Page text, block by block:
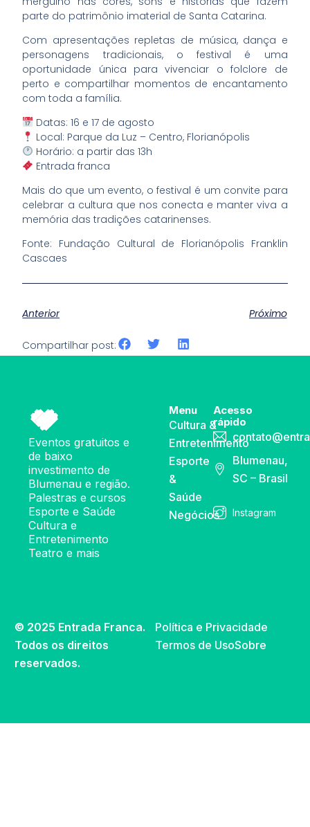
parte do patrimônio imaterial de Santa Catarina.
Com apresentações repletas de música, dança e
personagens tradicionais, o festival é uma
oportunidade única para vivenciar o folclore de
perto e compartilhar momentos de encantamento
com toda a família.
Datas: 16 e 17 de agosto
Local: Parque da Luz – Centro, Florianópolis
Horário: a partir das 13h
Entrada franca
Mais do que um evento, o festival é um convite para
celebrar a cultura que nos conecta e manter viva a
memória das tradições catarinenses.
Fonte: Fundação Cultural de Florianópolis Franklin
Cascaes
Anterior Próximo
Compartilhar post:
Eventos gratuitos e
de baixo
investimento de
Blumenau e região.
Palestras e cursos
Esporte e Saúde
Cultura e
Entretenimento
Teatro e mais
Menu
Cultura &
Entretenimento
Esporte
&
Saúde
Negócios
Acesso
rápido
Blumenau,
SC – Brasil
Instagram
© 2025 Entrada Franca.
Todos os direitos
reservados.
Política e Privacidade
Termos de UsoSobre